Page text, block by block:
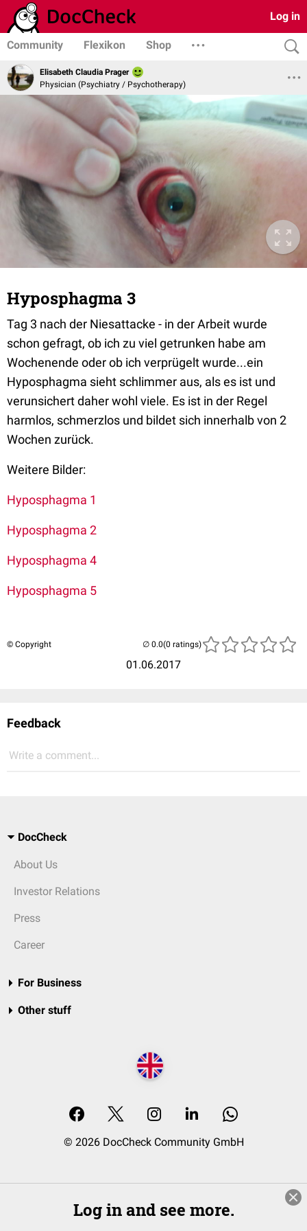
Log in
Community Flexikon Shop
Elisabeth Claudia Prager
Physician (Psychiatry / Psychotherapy)
Hyposphagma 3
Tag 3 nach der Niesattacke - in der Arbeit wurde
schon gefragt, ob ich zu viel getrunken habe am
Wochenende oder ob ich verprügelt wurde...ein
Hyposphagma sieht schlimmer aus, als es ist und
verunsichert daher wohl viele. Es ist in der Regel
harmlos, schmerzlos und bildet sich innerhalb von 2
Wochen zurück.
Weitere Bilder:
Hyposphagma 1
Hyposphagma 2
Hyposphagma 4
Hyposphagma 5
© Copyright
01.06.2017
(0 ratings)
Feedback
Write a comment...
DocCheck
About Us
Investor Relations
Press
Career
For Business
Other stuff
© 2026 DocCheck Community GmbH
Log in and see more.